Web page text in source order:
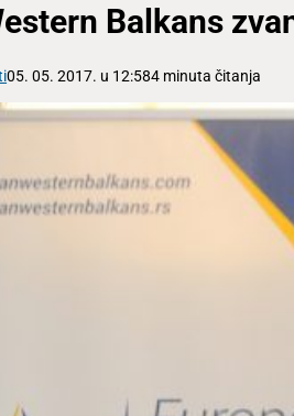
Balkans
05. 05. 2017. u 12:584 minuta čitanja